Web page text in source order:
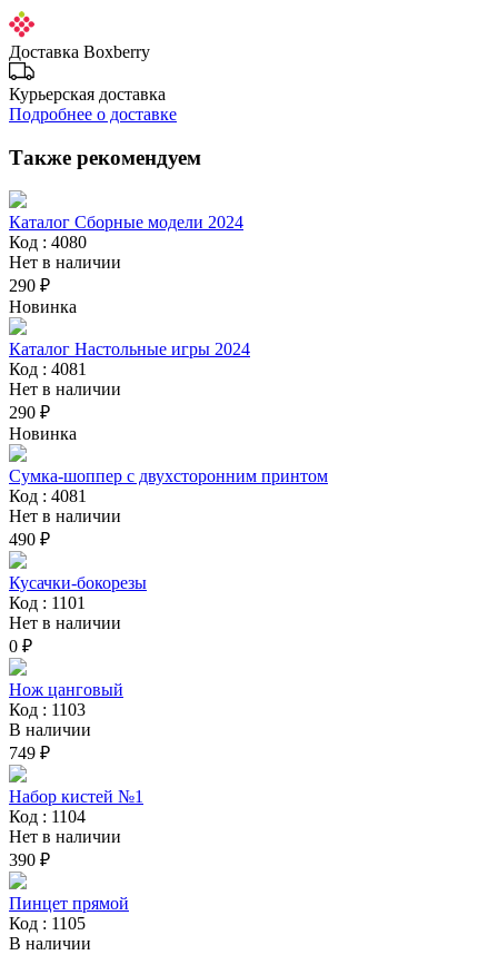
Доставка Boxberry
Курьерская доставка
Подробнее о доставке
Также рекомендуем
Каталог Сборные модели 2024
Код : 4080
Нет в наличии
290 ₽
Новинка
Каталог Настольные игры 2024
Код : 4081
Нет в наличии
290 ₽
Новинка
Сумка-шоппер с двухсторонним принтом
Код : 4081
Нет в наличии
490 ₽
Кусачки-бокорезы
Код : 1101
Нет в наличии
0 ₽
Нож цанговый
Код : 1103
В наличии
749 ₽
Набор кистей №1
Код : 1104
Нет в наличии
390 ₽
Пинцет прямой
Код : 1105
В наличии